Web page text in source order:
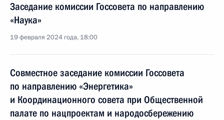
Заседание комиссии Госсовета по направлению
«Наука»
19 февраля 2024 года, 18:00
Совместное заседание комиссии Госсовета
по направлению «Энергетика»
и Координационного совета при Общественной
палате по нацпроектам и народосбережению